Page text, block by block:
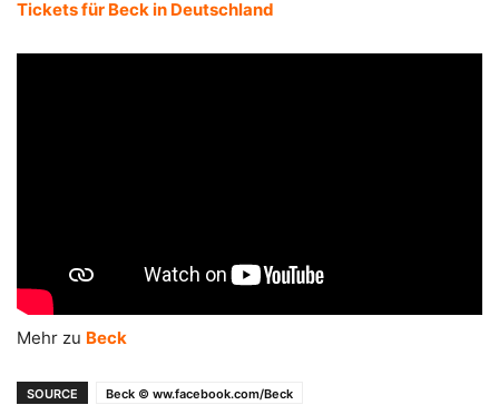
Tickets für Beck in Deutschland
Mehr zu Beck
SOURCE
Beck © ww.facebook.com/Beck